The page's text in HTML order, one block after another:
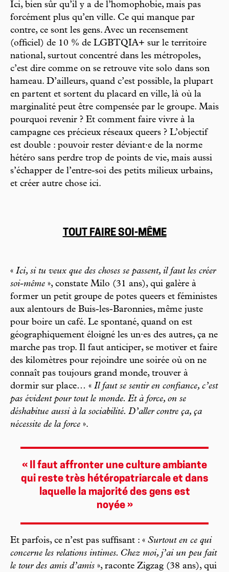
Ici, bien sûr qu’il y a de l’homophobie, mais pas
forcément plus qu’en ville. Ce qui manque par
contre, ce sont les gens. Avec un recensement
(officiel) de 10 % de LGBTQIA+ sur le territoire
national, surtout concentré dans les métropoles,
c’est dire comme on se retrouve vite solo dans son
hameau. D’ailleurs, quand c’est possible, la plupart
en partent et sortent du placard en ville, là où la
marginalité peut être compensée par le groupe. Mais
pourquoi revenir ? Et comment faire vivre à la
campagne ces précieux réseaux queers ? L’objectif
est double : pouvoir rester déviant·e de la norme
hétéro sans perdre trop de points de vie, mais aussi
s’échapper de l’entre-soi des petits milieux urbains,
et créer autre chose ici.
TOUT FAIRE SOI-MÊME
« Ici, si tu veux que des choses se passent, il faut les créer
soi-même », constate Milo (31 ans), qui galère à
former un petit groupe de potes queers et féministes
aux alentours de Buis-les-Baronnies, même juste
pour boire un café. Le spontané, quand on est
géographiquement éloigné les un·es des autres, ça ne
marche pas trop. Il faut anticiper, se motiver et faire
des kilomètres pour rejoindre une soirée où on ne
connaît pas toujours grand monde, trouver à
dormir sur place… « Il faut se sentir en confiance, c’est
pas évident pour tout le monde. Et à force, on se
déshabitue aussi à la sociabilité. D’aller contre ça, ça
nécessite de la force ».
« Il faut affronter une culture ambiante
qui reste très hétéropatriarcale et dans
laquelle la majorité des gens est
noyée »
Et parfois, ce n’est pas suffisant : « Surtout en ce qui
concerne les relations intimes. Chez moi, j’ai un peu fait
le tour des amis d’amis », raconte Zigzag (38 ans), qui